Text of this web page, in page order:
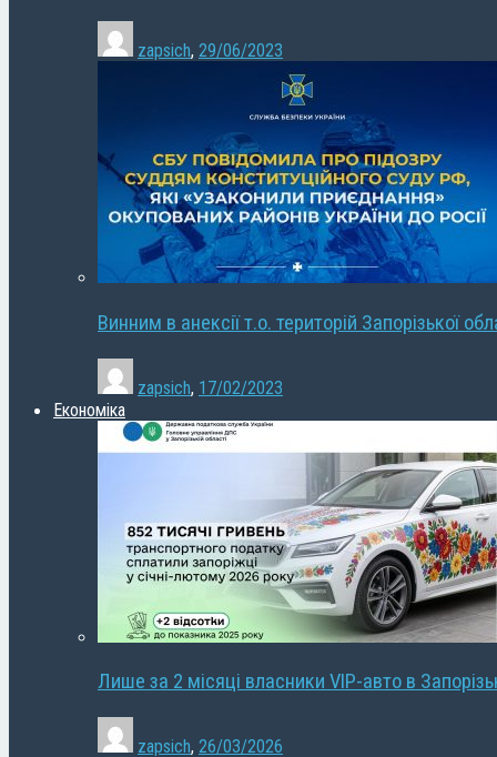
zapsich, 29/06/2023
Винним в анексії т.о. територій Запорізької
zapsich, 17/02/2023
Економіка
Лише за 2 місяці власники VIP-авто в
zapsich, 26/03/2026